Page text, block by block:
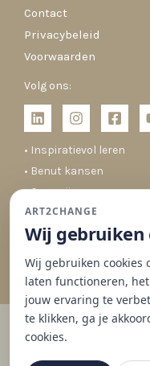
Contact
Privacybeleid
Voorwaarden
Volg ons:
• Inspiratievol leren
• Benut kansen
• Co-creëren
• Duurzaam veranderen
© 2026
ART2CHANGE
Wij gebruiken
Wij gebruiken cookies
laten functioneren,
jouw ervaring te
te klikken, ga je
cookies.